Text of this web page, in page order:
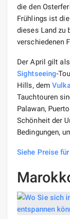
die den
Frühlings ist
dieses Land zu
verschiedenen
Der April gilt
Sightseeing-
Hills, dem
Tauchtouren
Palawan,
Schönheit der
Bedingungen,
Siehe Preise